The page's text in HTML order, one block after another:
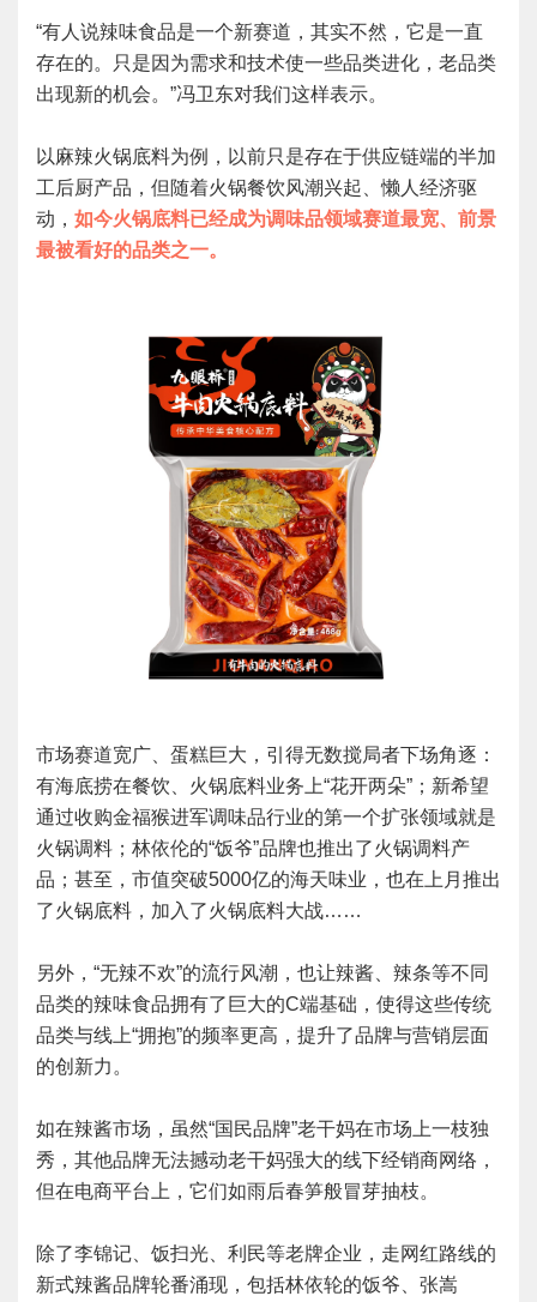
“有人说辣味食品是一个新赛道，其实不然，它是一直
存在的。只是因为需求和技术使一些品类进化，老品类
出现新的机会。”冯卫东对我们这样表示。
以麻辣火锅底料为例，以前只是存在于供应链端的半加
工后厨产品，但随着火锅餐饮风潮兴起、懒人经济驱
动， 如今火锅底料已经成为调味品领域赛道最宽、前景
最被看好的品类之一。
市场赛道宽广、蛋糕巨大，引得无数搅局者下场角逐：
有海底捞在餐饮、火锅底料业务上“花开两朵”；新希望
通过收购金福猴进军调味品行业的第一个扩张领域就是
火锅调料；林依伦的“饭爷”品牌也推出了火锅调料产
品；甚至，市值突破5000亿的海天味业，也在上月推出
了火锅底料，加入了火锅底料大战……
另外，“无辣不欢”的流行风潮，也让辣酱、辣条等不同
品类的辣味食品拥有了巨大的C端基础，使得这些传统
品类与线上“拥抱”的频率更高，提升了品牌与营销层面
的创新力。
如在辣酱市场，虽然“国民品牌”老干妈在市场上一枝独
秀，其他品牌无法撼动老干妈强大的线下经销商网络，
但在电商平台上，它们如雨后春笋般冒芽抽枝。
除了李锦记、饭扫光、利民等老牌企业，走网红路线的
新式辣酱品牌轮番涌现，包括林依轮的饭爷、张嵩